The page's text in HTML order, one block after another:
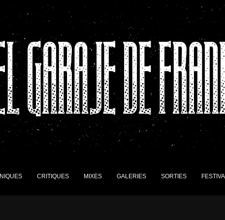
CRITIQUES MIXES GALERIES SORTIES